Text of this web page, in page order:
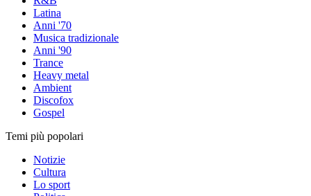
Latina
Anni '70
Musica tradizionale
Anni '90
Trance
Heavy metal
Ambient
Discofox
Gospel
Temi più popolari
Notizie
Cultura
Lo sport